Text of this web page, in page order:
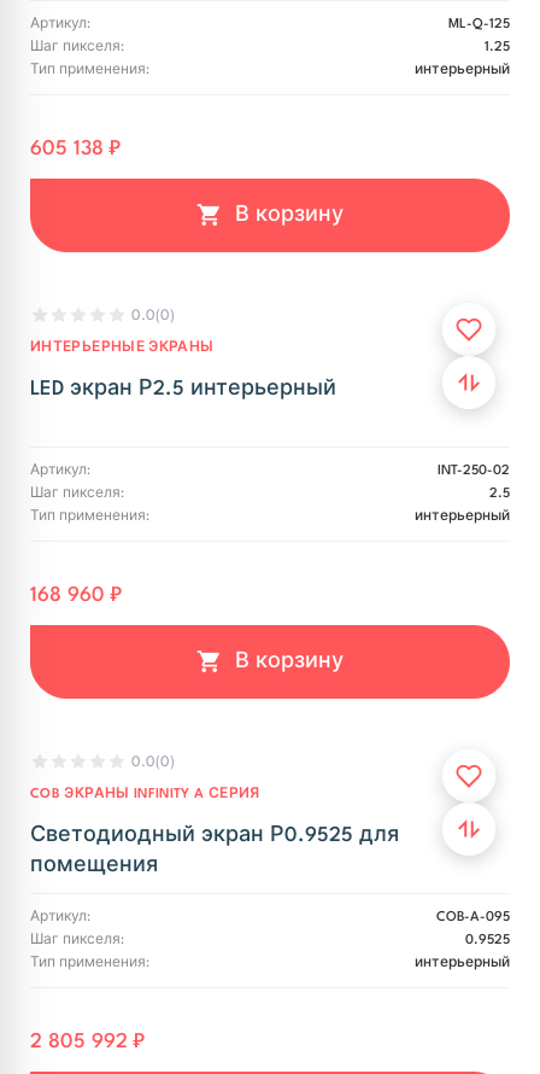
Артикул:
ML-Q-125
Шаг пикселя:
1.25
Тип применения:
интерьерный
605 138 ₽
В корзину
0.0(0)
ИНТЕРЬЕРНЫЕ ЭКРАНЫ
LED экран Р2.5 интерьерный
Артикул:
INT-250-02
Шаг пикселя:
2.5
Тип применения:
интерьерный
168 960 ₽
В корзину
0.0(0)
COB ЭКРАНЫ INFINITY A СЕРИЯ
Светодиодный экран Р0.9525 для
помещения
Артикул:
COB-A-095
Шаг пикселя:
0.9525
Тип применения:
интерьерный
2 805 992 ₽